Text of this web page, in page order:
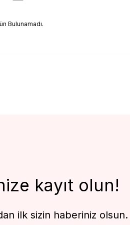
Bulunamadı.
kayıt olun!
ilk sizin haberiniz olsun.